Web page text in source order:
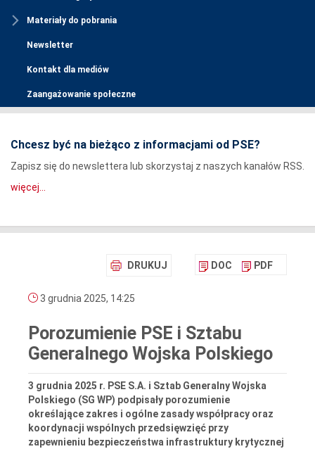
Materiały do pobrania
Newsletter
Kontakt dla mediów
Zaangażowanie społeczne
Chcesz być na bieżąco z informacjami od PSE?
Zapisz się do newslettera lub skorzystaj z naszych kanałów RSS.
więcej...
DRUKUJ DOC PDF
3 grudnia 2025, 14:25
Porozumienie PSE i Sztabu
Generalnego Wojska Polskiego
3 grudnia 2025 r. PSE S.A. i Sztab Generalny Wojska
Polskiego (SG WP) podpisały porozumienie
określające zakres i ogólne zasady współpracy oraz
koordynacji wspólnych przedsięwzięć przy
zapewnieniu bezpieczeństwa infrastruktury krytycznej